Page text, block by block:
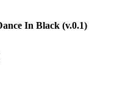
In Black (v.0.1)